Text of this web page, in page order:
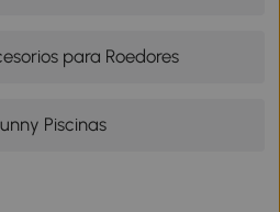
para Roedores
Piscinas